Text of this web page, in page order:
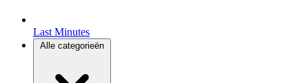
Last Minutes
Alle categorieën